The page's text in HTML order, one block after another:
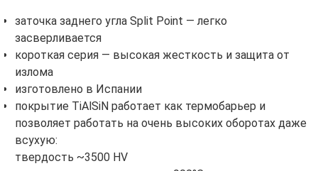
заточка заднего угла Split Point — легко
засверливается
короткая серия — высокая жесткость и защита от
излома
изготовлено в Испании
покрытие TiAlSiN работает как термобарьер и
позволяет работать на очень высоких оборотах даже
всухую:
твердость ~3500 HV